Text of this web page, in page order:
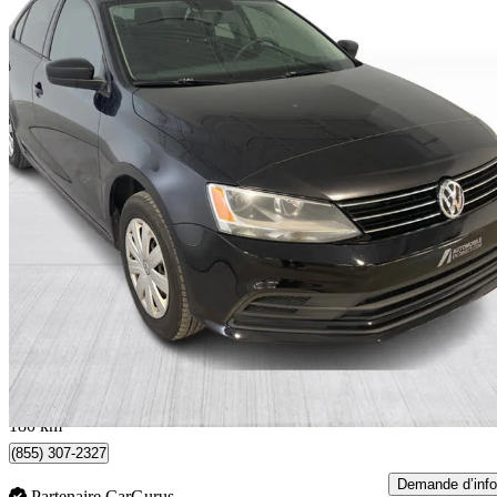
2017 Volkswagen Jetta
1.4T Trendline FWD123 537 km
Affaire
176 $/mois env.
Québec, QC
180 km
(855) 307-2327
Demande d’info